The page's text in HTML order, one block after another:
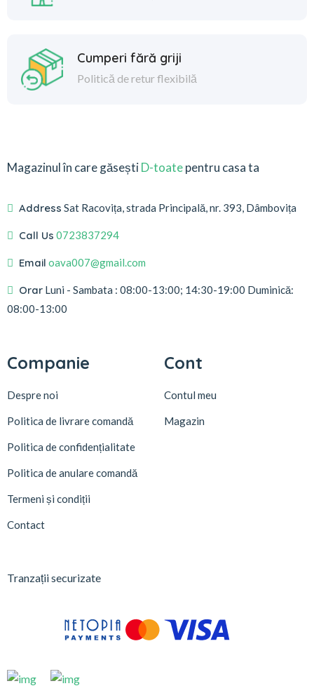
Cumperi fără griji
Politică de retur flexibilă
Magazinul în care găseștiD-toatepentru casa ta
Address Sat Racovița, strada Principală, nr. 393, Dâmbovița
Call Us 0723837294
Email oava007@gmail.com
Orar Luni - Sambata : 08:00-13:00; 14:30-19:00 Duminică:
08:00-13:00
Companie
Despre noi
Politica de livrare comandă
Politica de confidențialitate
Politica de anulare comandă
Termeni și condiții
Contact
Cont
Contul meu
Magazin
Tranzații securizate